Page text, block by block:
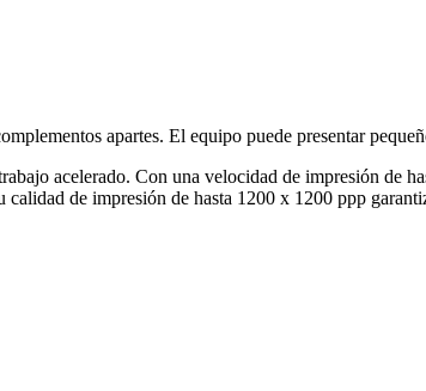
apartes. El equipo puede presentar
acelerado. Con una velocidad de impresión de
de impresión de hasta 1200 x 1200 ppp